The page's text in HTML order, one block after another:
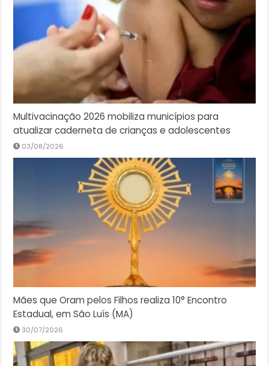
Multivacinação 2026 mobiliza municípios para
atualizar caderneta de crianças e adolescentes
03/08/2026
Mães que Oram pelos Filhos realiza 10° Encontro
Estadual, em São Luís (MA)
30/07/2026